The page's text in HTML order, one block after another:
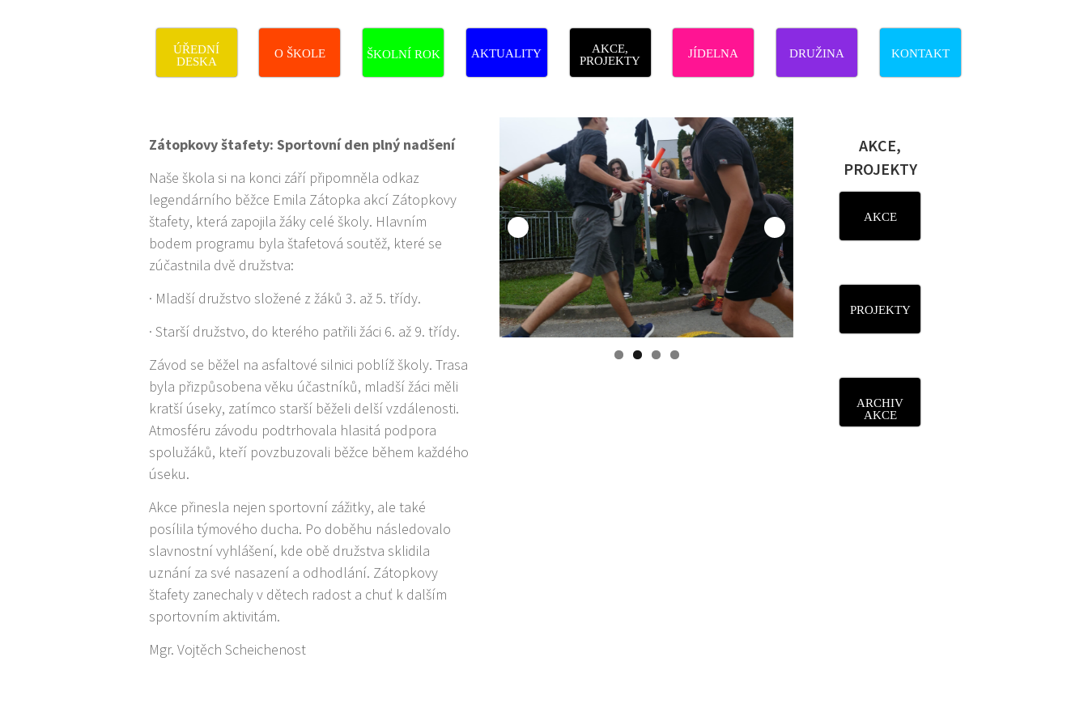
ÚŘEDNÍ
DESKA
O ŠKOLE ŠKOLNÍ ROK AKTUALITY
AKCE,
PROJEKTY
JÍDELNA DRUŽINA KONTAKT
Zátopkovy štafety: Sportovní den plný nadšení
Naše škola si na konci září připomněla odkaz
legendárního běžce Emila Zátopka akcí Zátopkovy
štafety, která zapojila žáky celé školy. Hlavním
bodem programu byla štafetová soutěž, které se
zúčastnila dvě družstva:
· Mladší družstvo složené z žáků 3. až 5. třídy.
· Starší družstvo, do kterého patřili žáci 6. až 9. třídy.
Závod se běžel na asfaltové silnici poblíž školy. Trasa
byla přizpůsobena věku účastníků, mladší žáci měli
kratší úseky, zatímco starší běželi delší vzdálenosti.
Atmosféru závodu podtrhovala hlasitá podpora
spolužáků, kteří povzbuzovali běžce během každého
úseku.
Akce přinesla nejen sportovní zážitky, ale také
posílila týmového ducha. Po doběhu následovalo
slavnostní vyhlášení, kde obě družstva sklidila
uznání za své nasazení a odhodlání. Zátopkovy
štafety zanechaly v dětech radost a chuť k dalším
sportovním aktivitám.
Mgr. Vojtěch Scheichenost
AKCE,
PROJEKTY
AKCE
PROJEKTY
ARCHIV
AKCE